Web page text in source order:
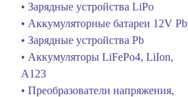
• Зарядные устройства LiPo
• Аккумуляторные батареи 12V Pb
• Зарядные устройства Pb
• Аккумуляторы LiFePo4, LiIon,
A123
• Преобразователи напряжения,